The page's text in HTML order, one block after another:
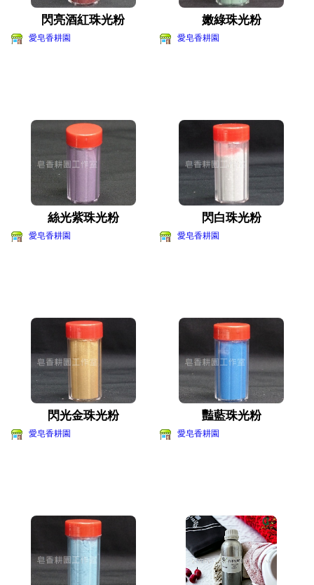
閃亮酒紅珠光粉
愛皂香耕園
嫩綠珠光粉
愛皂香耕園
絲光紫珠光粉
愛皂香耕園
閃白珠光粉
愛皂香耕園
閃光金珠光粉
愛皂香耕園
豔藍珠光粉
愛皂香耕園